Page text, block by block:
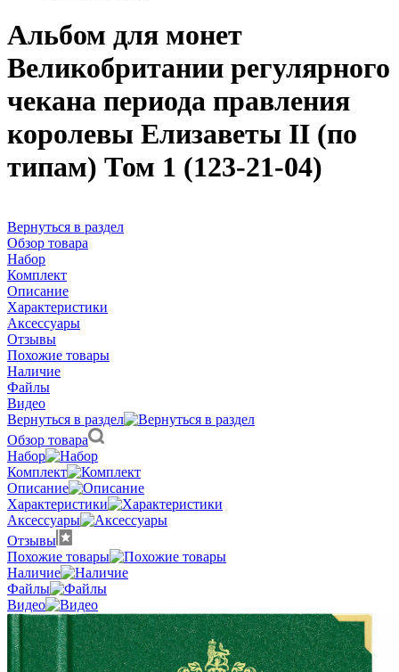
Альбом для монет
Великобритании регулярного
чекана периода правления
королевы Елизаветы II (по
типам) Том 1 (123-21-04)
Вернуться в раздел
Обзор товара
Набор
Комплект
Описание
Характеристики
Аксессуары
Отзывы
Похожие товары
Наличие
Файлы
Видео
Вернуться в раздел
Обзор товара
Набор
Комплект
Описание
Характеристики
Аксессуары
Отзывы
Похожие товары
Наличие
Файлы
Видео